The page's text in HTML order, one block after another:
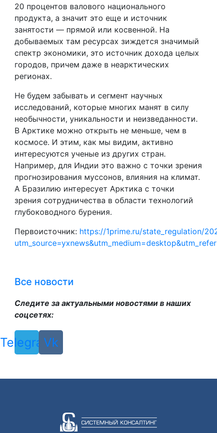
20 процентов валового национального
продукта, а значит это еще и источник
занятости — прямой или косвенной. На
добываемых там ресурсах зиждется значимый
спектр экономики, это источник дохода целых
городов, причем даже в неарктических
регионах.
Не будем забывать и сегмент научных
исследований, которые многих манят в силу
необычности, уникальности и неизведанности.
В Арктике можно открыть не меньше, чем в
космосе. И этим, как мы видим, активно
интересуются ученые из других стран.
Например, для Индии это важно с точки зрения
прогнозирования муссонов, влияния на климат.
А Бразилию интересует Арктика с точки
зрения сотрудничества в области технологий
глубоководного бурения.
Первоисточник: https://1prime.ru/state_regulation/
Все новости
Следите за актуальными новостями в наших
соцсетях:
Telegram
Vk